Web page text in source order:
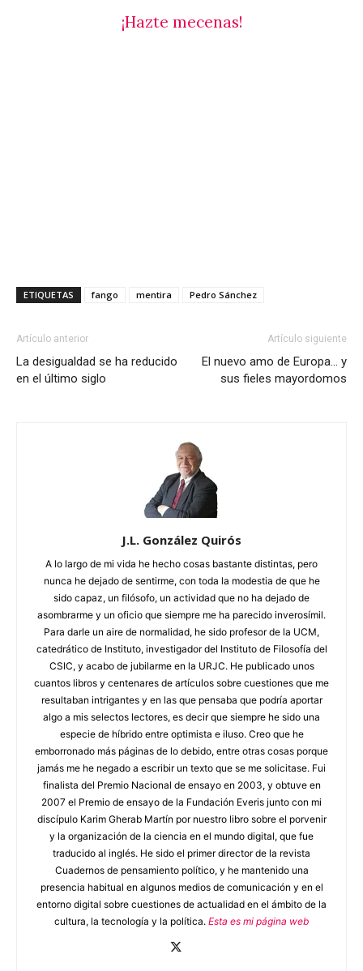
¡Hazte mecenas!
ETIQUETAS fango mentira Pedro Sánchez
Artículo anterior
La desigualdad se ha reducido
en el último siglo
Artículo siguiente
El nuevo amo de Europa… y
sus fieles mayordomos
J.L. González Quirós
A lo largo de mi vida he hecho cosas bastante distintas, pero
nunca he dejado de sentirme, con toda la modestia de que he
sido capaz, un filósofo, un actividad que no ha dejado de
asombrarme y un oficio que siempre me ha parecido inverosímil.
Para darle un aire de normalidad, he sido profesor de la UCM,
catedrático de Instituto, investigador del Instituto de Filosofía del
CSIC, y acabo de jubilarme en la URJC. He publicado unos
cuantos libros y centenares de artículos sobre cuestiones que me
resultaban intrigantes y en las que pensaba que podría aportar
algo a mis selectos lectores, es decir que siempre he sido una
especie de híbrido entre optimista e iluso. Creo que he
emborronado más páginas de lo debido, entre otras cosas porque
jamás me he negado a escribir un texto que se me solicitase. Fui
finalista del Premio Nacional de ensayo en 2003, y obtuve en
2007 el Premio de ensayo de la Fundación Everis junto con mi
discípulo Karim Gherab Martín por nuestro libro sobre el porvenir
y la organización de la ciencia en el mundo digital, que fue
traducido al inglés. He sido el primer director de la revista
Cuadernos de pensamiento político, y he mantenido una
presencia habitual en algunos medios de comunicación y en el
entorno digital sobre cuestiones de actualidad en el ámbito de la
cultura, la tecnología y la política. Esta es mi página web